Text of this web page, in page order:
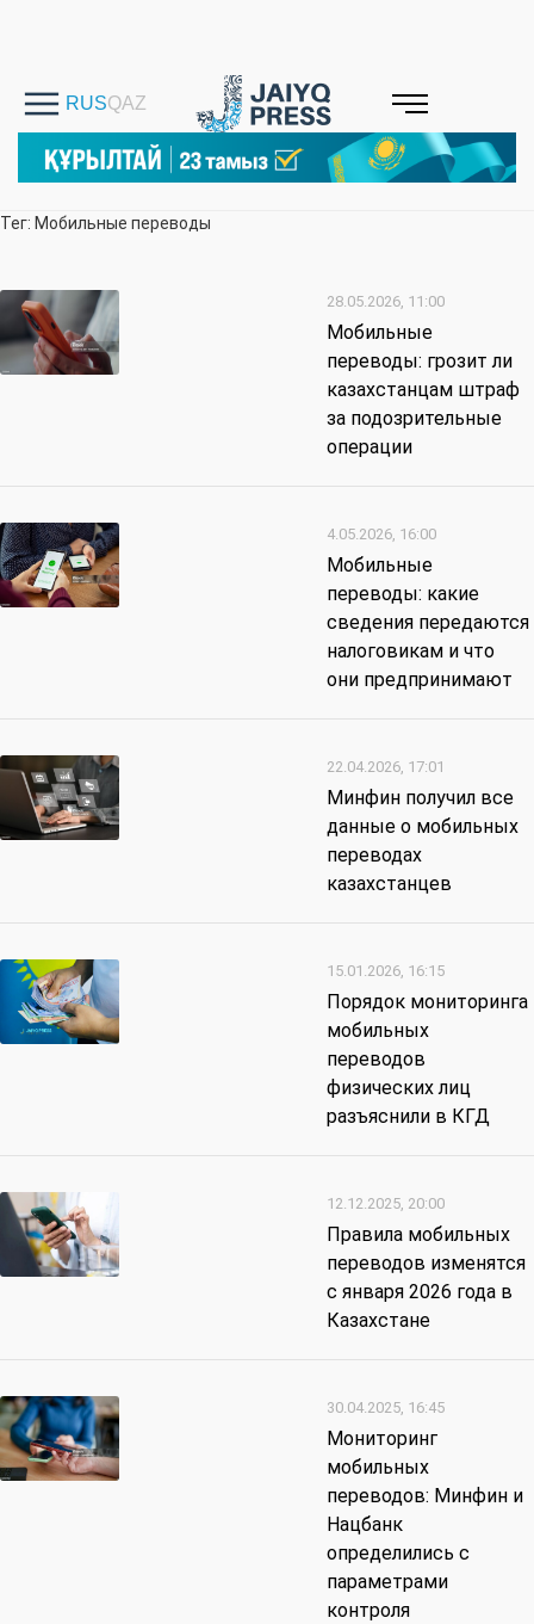
Тег: Мобильные переводы
28.05.2026, 11:00
Мобильные
переводы: грозит ли
казахстанцам штраф
за подозрительные
операции
4.05.2026, 16:00
Мобильные
переводы: какие
сведения передаются
налоговикам и что
они предпринимают
22.04.2026, 17:01
Минфин получил все
данные о мобильных
переводах
казахстанцев
15.01.2026, 16:15
Порядок мониторинга
мобильных
переводов
физических лиц
разъяснили в КГД
12.12.2025, 20:00
Правила мобильных
переводов изменятся
с января 2026 года в
Казахстане
30.04.2025, 16:45
Мониторинг
мобильных
переводов: Минфин и
Нацбанк
определились с
параметрами
контроля